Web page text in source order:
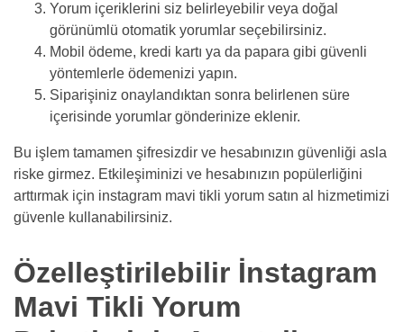
Yorum içeriklerini siz belirleyebilir veya doğal
görünümlü otomatik yorumlar seçebilirsiniz.
Mobil ödeme, kredi kartı ya da papara gibi güvenli
yöntemlerle ödemenizi yapın.
Siparişiniz onaylandıktan sonra belirlenen süre
içerisinde yorumlar gönderinize eklenir.
Bu işlem tamamen şifresizdir ve hesabınızın güvenliği asla
riske girmez. Etkileşiminizi ve hesabınızın popülerliğini
arttırmak için instagram mavi tikli yorum satın al hizmetimizi
güvenle kullanabilirsiniz.
Özelleştirilebilir İnstagram
Mavi Tikli Yorum